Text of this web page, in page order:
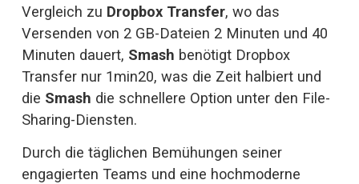
Vergleich zu Dropbox Transfer, wo das
Versenden von 2 GB-Dateien 2 Minuten und 40
Minuten dauert, Smash benötigt Dropbox
Transfer nur 1min20, was die Zeit halbiert und
die Smash die schnellere Option unter den File-
Sharing-Diensten.
Durch die täglichen Bemühungen seiner
engagierten Teams und eine hochmoderne